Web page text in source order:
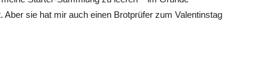
sie hat mir auch einen Brotprüfer zum Valentinstag